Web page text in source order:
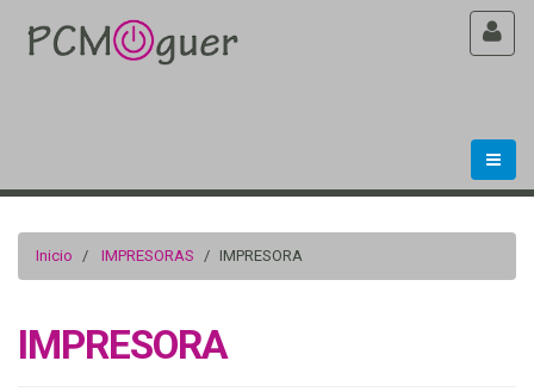
Inicio IMPRESORAS IMPRESORA
IMPRESORA